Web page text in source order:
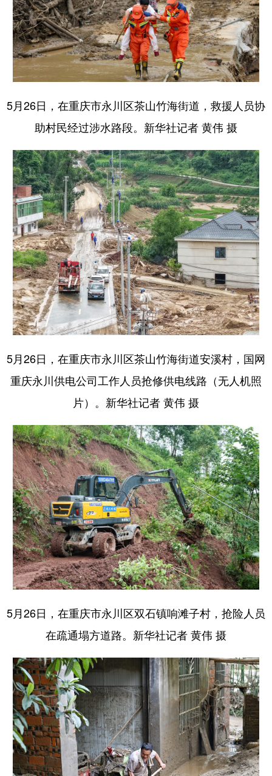
5月26日，在重庆市永川区茶山竹海街道，救援人员协
助村民经过涉水路段。新华社记者 黄伟 摄
5月26日，在重庆市永川区茶山竹海街道安溪村，国网
重庆永川供电公司工作人员抢修供电线路（无人机照
片）。新华社记者 黄伟 摄
5月26日，在重庆市永川区双石镇响滩子村，抢险人员
在疏通塌方道路。新华社记者 黄伟 摄